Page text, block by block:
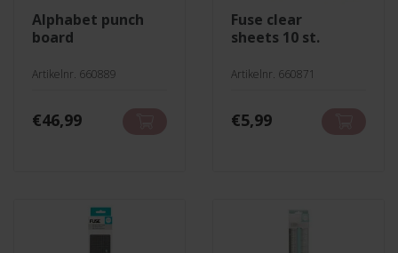
alphabet punch
board
Artikelnr. 660889
€46,99
fuse clear
sheets 10 st.
Artikelnr. 660871
€5,99